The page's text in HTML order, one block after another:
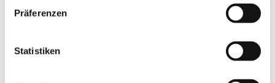
Präferenzen
Statistiken